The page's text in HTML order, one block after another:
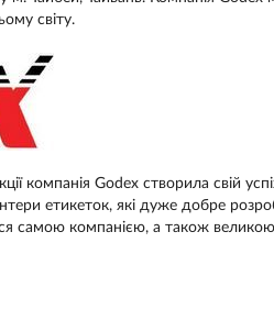
світу.
компанія Godex створила свій
етикеток, які дуже добре
самою компанією, а також